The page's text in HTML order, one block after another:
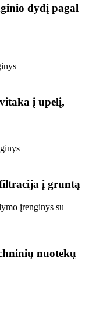
dydį pagal
į upelį,
į gruntą
nuotekų